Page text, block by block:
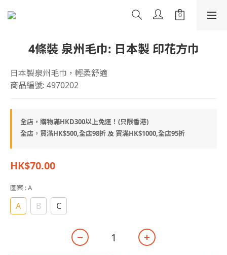
4條裝 泉州毛巾: 日本製 印花方巾
日本製泉州毛巾，輕柔舒適
商品編號: 4970202
全店，購物滿HKD300以上免運！(只限香港)
全店，買滿HK$500,全店98折 及 買滿HK$1000,全店95折
HK$70.00
圖案 : A
A B C